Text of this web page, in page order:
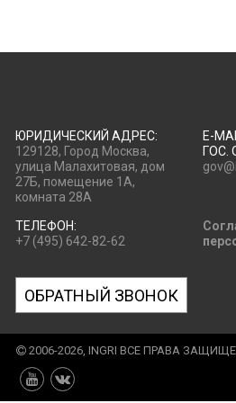
ЮРИДИЧЕСКИЙ АДРЕС:
129128, Город Москва,
улица Малахитовая, дом
27Б, помещение 1А,
комната 28А
E-
ГОС.
ТЕЛЕФОН:
+7 (495) 642-82-62
ОБРАТНЫЙ ЗВОНОК
2006-2026, INGRI ВСЕ ПРАВА